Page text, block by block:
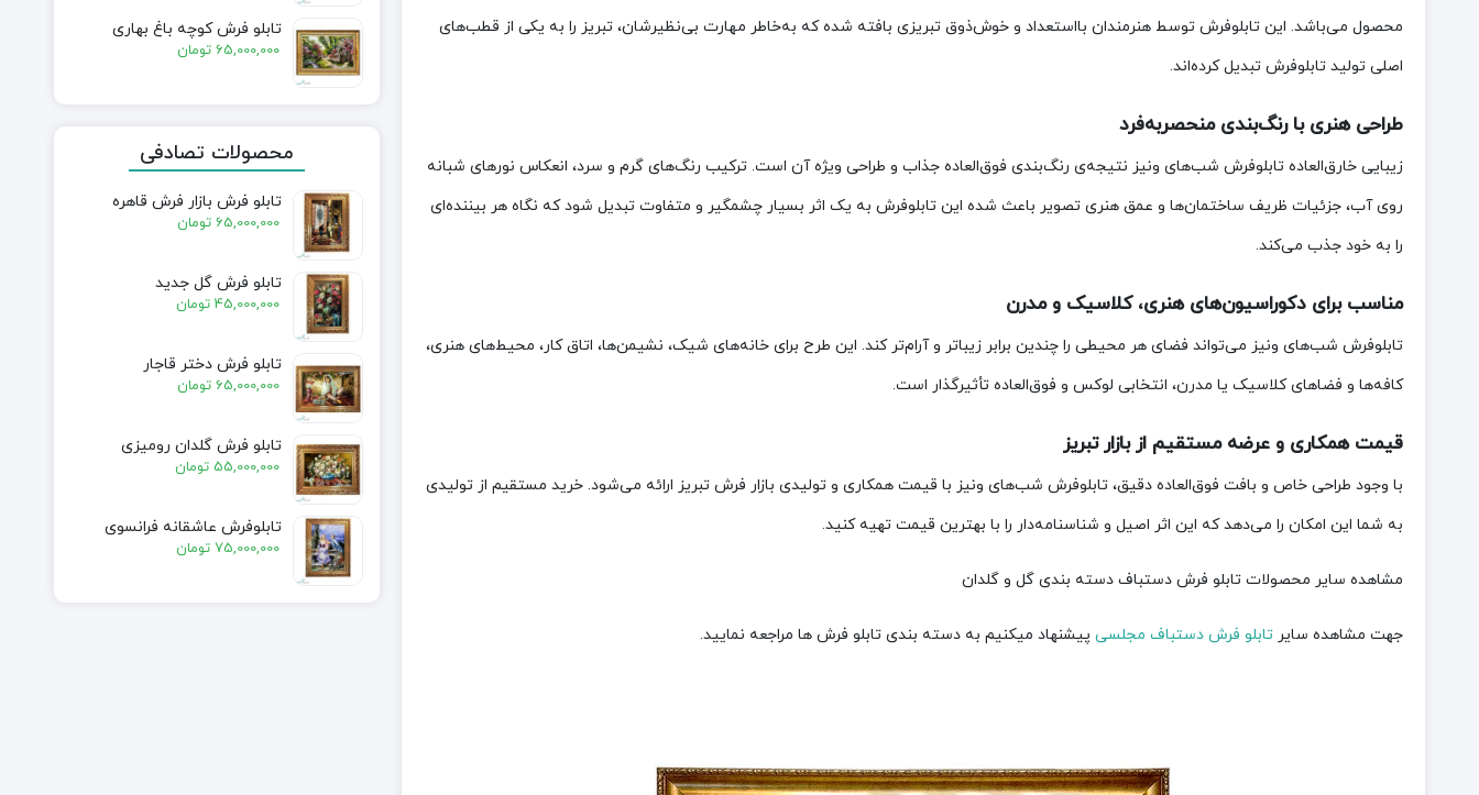
محصول می‌باشد. این تابلوفرش توسط هنرمندان بااستعداد و خوش‌ذوق تبریزی بافته شده که به‌خاطر مهارت بی‌نظیرشان، تبریز را به یکی از قطب‌های
اصلی تولید تابلوفرش تبدیل کرده‌اند.
طراحی هنری با رنگ‌بندی منحصربه‌فرد
زیبایی خارق‌العاده تابلوفرش شب‌های ونیز نتیجه‌ی رنگ‌بندی فوق‌العاده جذاب و طراحی ویژه آن است. ترکیب رنگ‌های گرم و سرد، انعکاس نورهای شبانه
روی آب، جزئیات ظریف ساختمان‌ها و عمق هنری تصویر باعث شده این تابلوفرش به یک اثر بسیار چشمگیر و متفاوت تبدیل شود که نگاه هر بیننده‌ای
را به خود جذب می‌کند.
مناسب برای دکوراسیون‌های هنری، کلاسیک و مدرن
تابلوفرش شب‌های ونیز می‌تواند فضای هر محیطی را چندین برابر زیباتر و آرام‌تر کند. این طرح برای خانه‌های شیک، نشیمن‌ها، اتاق کار، محیط‌های هنری،
کافه‌ها و فضاهای کلاسیک یا مدرن، انتخابی لوکس و فوق‌العاده تأثیرگذار است.
قیمت همکاری و عرضه مستقیم از بازار تبریز
با وجود طراحی خاص و بافت فوق‌العاده دقیق، تابلوفرش شب‌های ونیز با قیمت همکاری و تولیدی بازار فرش تبریز ارائه می‌شود. خرید مستقیم از تولیدی
به شما این امکان را می‌دهد که این اثر اصیل و شناسنامه‌دار را با بهترین قیمت تهیه کنید.
مشاهده سایر محصولات تابلو فرش دستباف دسته بندی گل و گلدان
جهت مشاهده سایر تابلو فرش دستباف مجلسیپیشنهاد میکنیم به دسته بندی تابلو فرش ها مراجعه نمایید.
تابلو فرش کوچه باغ بهاری
65,000,000 تومان
محصولات تصادفی
تابلو فرش بازار فرش قاهره
65,000,000 تومان
تابلو فرش گل جدید
45,000,000 تومان
تابلو فرش دختر قاجار
65,000,000 تومان
تابلو فرش گلدان رومیزی
55,000,000 تومان
تابلوفرش عاشقانه فرانسوی
75,000,000 تومان